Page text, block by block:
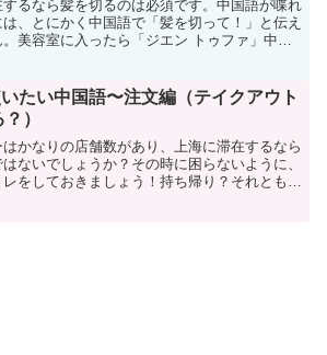
るなら髪を切るのは必須です。中国語が喋れ
、とにかく中国語で「髪を切って！」と伝え
美容室に入ったら「ジエン トゥファ」中国
たい中国語〜注文編（テイクアウト
）
かなりの店舗数があり、上海に滞在するなら
ないでしょうか？その時に困らないように、
をしておきましょう！持ち帰り？それとも、